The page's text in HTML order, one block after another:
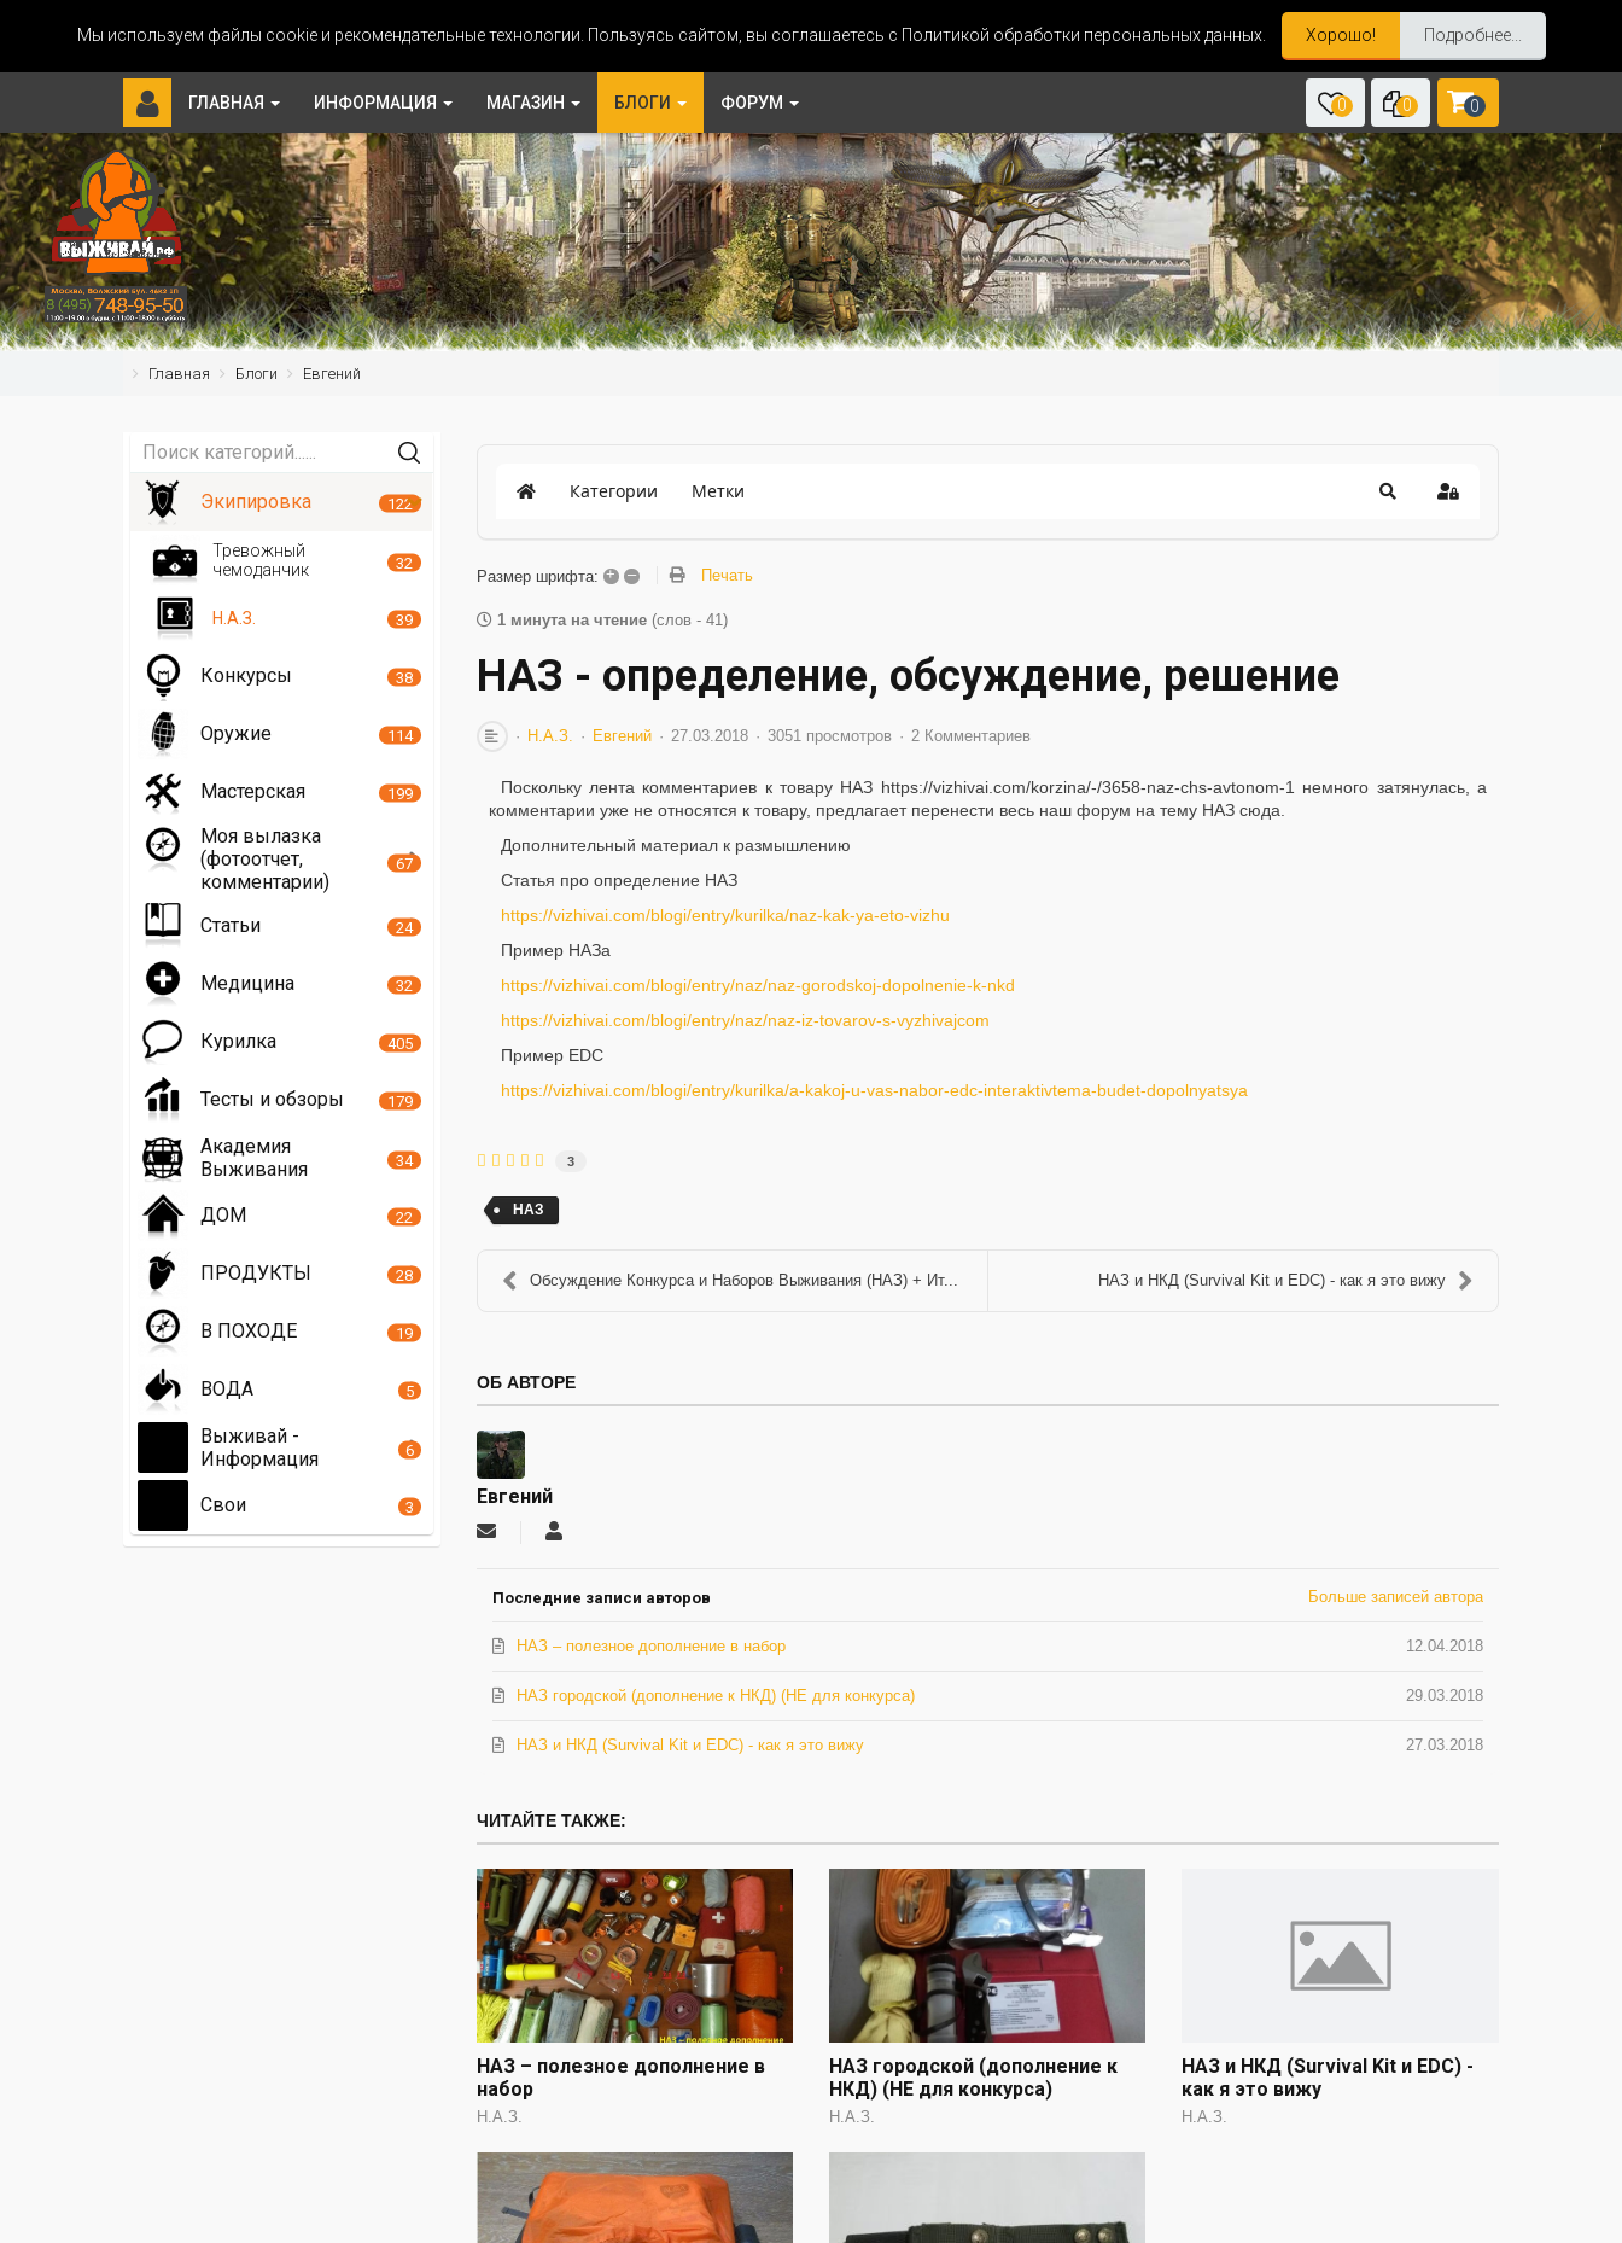
Мы используем файлы cookie и рекомендательные технологии. Пользуясь сайтом, вы соглашаетесь с Политикой обработки персональных данных. Хорошо! Подробнее...
ГЛАВНАЯ ИНФОРМАЦИЯ МАГАЗИН БЛОГИ ФОРУМ 0 0 0
Главная Блоги Евгений
Категории Метки
Размер шрифта: + – Печать
1 минута на чтение (слов - 41)
НАЗ - определение, обсуждение, решение
Н.А.З. Евгений 27.03.2018 3051 просмотров 2 Комментариев
Поскольку лента комментариев к товару НАЗ https://vizhivai.com/korzina/-/3658-naz-chs-avtonom-1 немного затянулась, а
комментарии уже не относятся к товару, предлагает перенести весь наш форум на тему НАЗ сюда.
Дополнительный материал к размышлению
Статья про определение НАЗ
https://vizhivai.com/blogi/entry/kurilka/naz-kak-ya-eto-vizhu
Пример НАЗа
https://vizhivai.com/blogi/entry/naz/naz-gorodskoj-dopolnenie-k-nkd
https://vizhivai.com/blogi/entry/naz/naz-iz-tovarov-s-vyzhivajcom
Пример EDC
https://vizhivai.com/blogi/entry/kurilka/a-kakoj-u-vas-nabor-edc-interaktivtema-budet-dopolnyatsya
3
НАЗ
Обсуждение Конкурса и Наборов Выживания (НАЗ) + Ит... НАЗ и НКД (Survival Kit и EDC) - как я это вижу
ОБ АВТОРЕ
Евгений
Подписаться
автора
Евгений
Последние записи авторов Больше записей автора
12.04.2018
НАЗ – полезное дополнение в набор
29.03.2018
НАЗ городской (дополнение к НКД) (НЕ для конкурса)
27.03.2018
НАЗ и НКД (Survival Kit и EDC) - как я это вижу
ЧИТАЙТЕ ТАКЖЕ:
НАЗ – полезное дополнение в
набор
Н.А.З.
НАЗ городской (дополнение к
НКД) (НЕ для конкурса)
Н.А.З.
НАЗ и НКД (Survival Kit и EDC) -
как я это вижу
Н.А.З.
Экипировка 122
Тревожный
чемоданчик
32
Н.А.З. 39
Конкурсы 38
Оружие 114
Мастерская 199
Моя вылазка
(фотоотчет,
комментарии)
67
Статьи 24
Медицина 32
Курилка 405
Тесты и обзоры 179
Академия
Выживания
34
ДОМ 22
ПРОДУКТЫ 28
В ПОХОДЕ 19
ВОДА 5
Выживай -
Информация
6
Свои 3